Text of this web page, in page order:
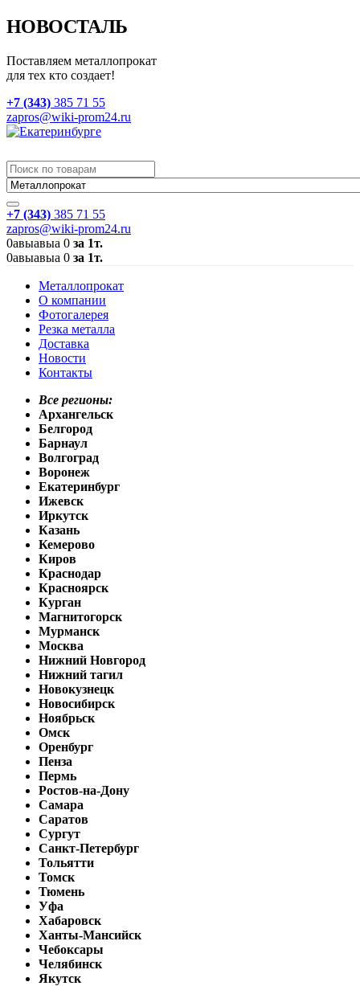
НОВОСТАЛЬ
Поставляем металлопрокат
для тех кто создает!
+7 (343) 385 71 55
zapros@wiki-prom24.ru
+7 (343) 385 71 55
zapros@wiki-prom24.ru
0авыавыа 0 за 1т.
0авыавыа 0 за 1т.
Металлопрокат
О компании
Фотогалерея
Резка металла
Доставка
Новости
Контакты
Все регионы:
Архангельск
Белгород
Барнаул
Волгоград
Воронеж
Екатеринбург
Ижевск
Иркутск
Казань
Кемерово
Киров
Краснодар
Красноярск
Курган
Магнитогорск
Мурманск
Москва
Нижний Новгород
Нижний тагил
Новокузнецк
Новосибирск
Ноябрьск
Омск
Оренбург
Пенза
Пермь
Ростов-на-Дону
Самара
Саратов
Сургут
Санкт-Петербург
Тольятти
Томск
Тюмень
Уфа
Хабаровск
Ханты-Мансийск
Чебоксары
Челябинск
Якутск